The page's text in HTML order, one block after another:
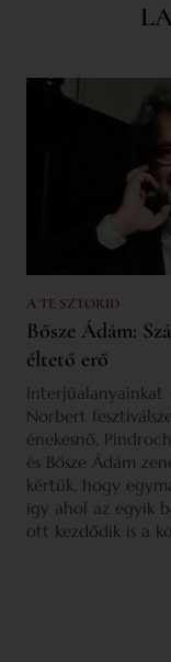
A TE SZTORID
Bősze Ádám:
éltető erő
Interjúalanyainkat
Norbert
énekesnő,
és Bősze Ádám
kértük, hogy
így ahol az egyik
ott kezdődik is a